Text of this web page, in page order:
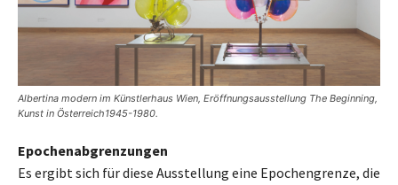
Albertina modern im Künstlerhaus Wien, Eröffnungsausstellung The Beginning,
Kunst in Österreich1945-1980.
Epochenabgrenzungen
Es ergibt sich für diese Ausstellung eine Epochengrenze, die